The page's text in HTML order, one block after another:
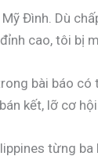
Đình. Dù
cao, tôi bị
bài báo
kết, lỡ cơ
từng